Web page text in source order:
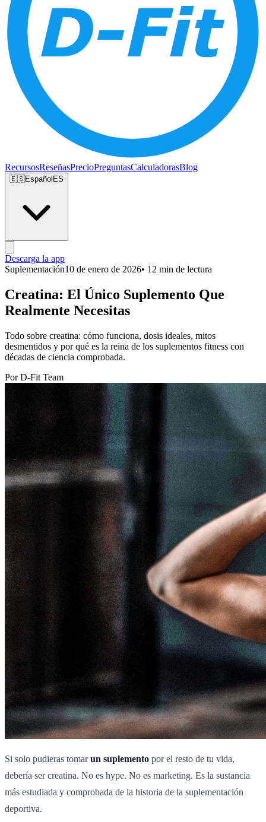
RecursosReseñasPrecioPreguntasCalculadorasBlog
🇪🇸EspañolES
Descarga la app
Suplementación10 de enero de 2026• 12 min de lectura
Creatina: El Único Suplemento Que
Realmente Necesitas
Todo sobre creatina: cómo funciona, dosis ideales, mitos
desmentidos y por qué es la reina de los suplementos fitness con
décadas de ciencia comprobada.
Por D-Fit Team
Si solo pudieras tomarun suplemento por el resto de tu vida,
debería ser creatina. No es hype. No es marketing. Es la sustancia
más estudiada y comprobada de la historia de la suplementación
deportiva.